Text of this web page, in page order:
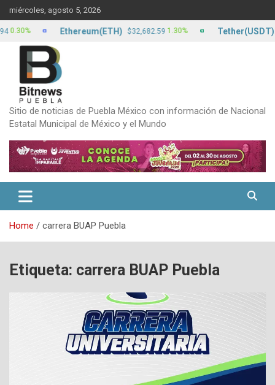
to
content
miércoles, agosto 5, 2026
Sitio de noticias de Puebla México con información de Nacional
Estatal Municipal de México y el Mundo
Home carrera BUAP Puebla
Etiqueta: carrera BUAP Puebla
Ethereum(ETH) $32,682.59 1.30% Tether(USDT)